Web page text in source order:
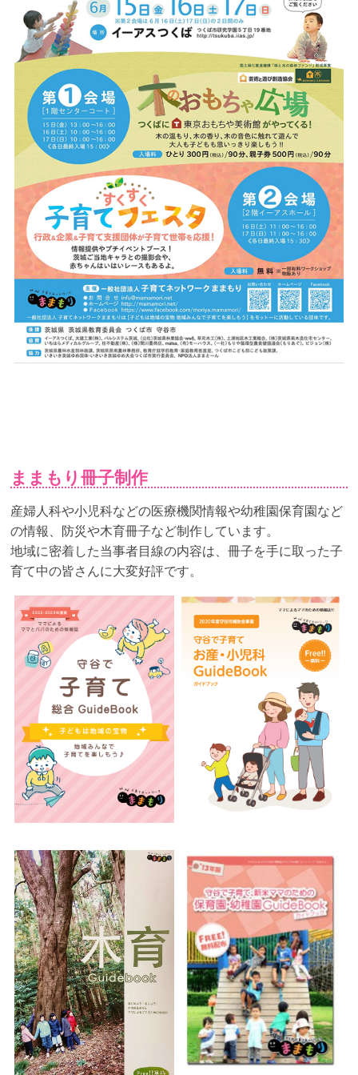
ままもり冊子制作
産婦人科や小児科などの医療機関情報や幼稚園保育園など
の情報、防災や木育冊子など制作しています。
地域に密着した当事者目線の内容は、冊子を手に取った子
育て中の皆さんに大変好評です。